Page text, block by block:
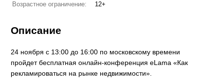
Возрастное ограничение:
12+
Описание
24 ноября с 13:00 до 16:00 по московскому времени
пройдет бесплатная онлайн-конференция eLama «Как
рекламироваться на рынке недвижимости».